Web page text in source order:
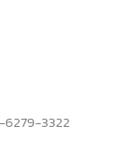
6279-3322